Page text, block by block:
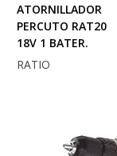
ATORNILLADOR
PERCUTO RAT20
18V 1 BATER.
RATIO